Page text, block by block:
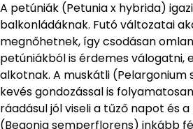
A petúniák (Petunia x hybrida)
balkonládáknak. Futó változatai
megnőhetnek, így csodásan
petúniákból is érdemes válogatni,
alkotnak. A muskátli (Pelargonium
kevés gondozással is
ráadásul jól viseli a tűző napot és
(Begonia semperflorens) inkább